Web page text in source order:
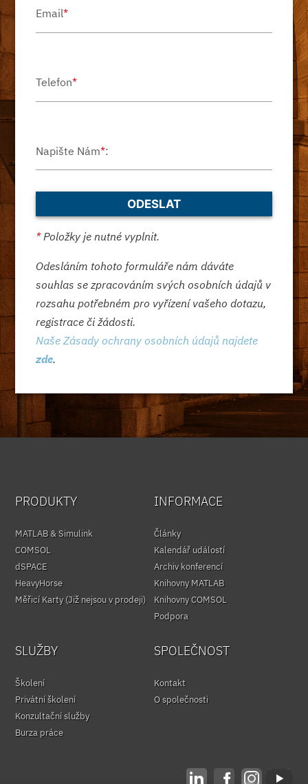
Email*
Telefon*
Napište Nám*:
*Položky je nutné vyplnit.
Odesláním tohoto formuláře nám dáváte
souhlas se zpracováním svých osobních údajů v
rozsahu potřebném pro vyřízení vašeho dotazu,
registrace či žádosti.
Naše Zásady ochrany osobních údajů najdete
zde.
PRODUKTY
MATLAB & Simulink
COMSOL
dSPACE
HeavyHorse
Měřicí Karty (Již nejsou v prodeji)
INFORMACE
Články
Kalendář událostí
Archiv konferencí
Knihovny MATLAB
Knihovny COMSOL
Podpora
SLUŽBY
Školení
Privátní školení
Konzultační služby
Burza práce
SPOLEČNOST
Kontakt
O společnosti